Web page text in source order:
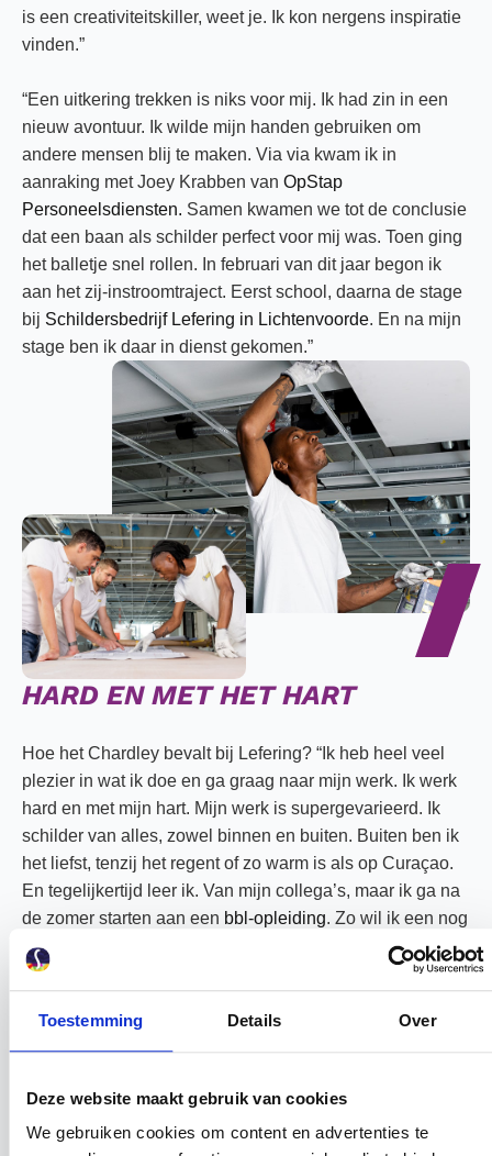
Toestemming Details Over
Deze website maakt gebruik van cookies
We gebruiken cookies om content en advertenties te
is een creativiteitskiller, weet je. Ik kon nergens inspiratie
vinden.”
“Een uitkering trekken is niks voor mij. Ik had zin in een
nieuw avontuur. Ik wilde mijn handen gebruiken om
andere mensen blij te maken. Via via kwam ik in
aanraking met Joey Krabben van OpStap
Personeelsdiensten. Samen kwamen we tot de conclusie
dat een baan als schilder perfect voor mij was. Toen ging
het balletje snel rollen. In februari van dit jaar begon ik
aan het zij-instroomtraject. Eerst school, daarna de stage
bij Schildersbedrijf Lefering in Lichtenvoorde. En na mijn
stage ben ik daar in dienst gekomen.”
HARD EN MET HET HART
Hoe het Chardley bevalt bij Lefering? “Ik heb heel veel
plezier in wat ik doe en ga graag naar mijn werk. Ik werk
hard en met mijn hart. Mijn werk is supergevarieerd. Ik
schilder van alles, zowel binnen en buiten. Buiten ben ik
het liefst, tenzij het regent of zo warm is als op Curaçao.
En tegelijkertijd leer ik. Van mijn collega’s, maar ik ga na
de zomer starten aan een bbl-opleiding. Zo wil ik een nog
betere en completere schilder worden.”
fastfoodrestaurant leegt Chardley nu emmers met verf.
Het gaat hem goed af en hij wil anderen motiveren om te
Nederland meer vakmensen nodig. Ik moedig iedereen
aan om met zijn of haar handen te werken. Dit werk wordt